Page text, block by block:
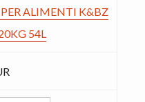
ALIMENTI K&BZ
54L